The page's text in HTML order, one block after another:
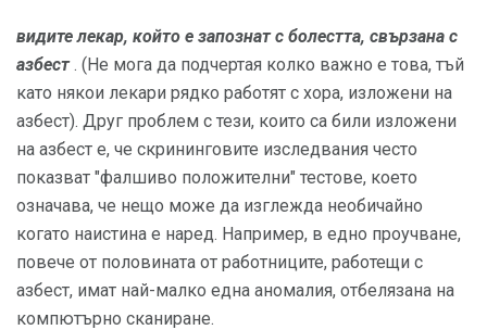
видите лекар, който е запознат с болестта, свързана с
азбест. (Не мога да подчертая колко важно е това, тъй
като някои лекари рядко работят с хора, изложени на
азбест). Друг проблем с тези, които са били изложени
на азбест е, че скрининговите изследвания често
показват "фалшиво положителни" тестове, което
означава, че нещо може да изглежда необичайно
когато наистина е наред. Например, в едно проучване,
повече от половината от работниците, работещи с
азбест, имат най-малко една аномалия, отбелязана на
компютърно сканиране.